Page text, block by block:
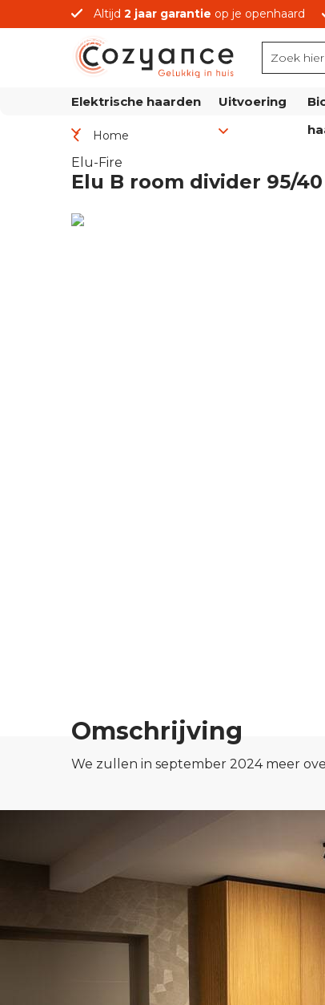
Altijd 2 jaar garantie op je openhaard
prijzen
Elektrische haarden Uitvoering
Home
Elu-Fire
Elu B room divider 95/
Omschrijving
We zullen in september 2024 meer